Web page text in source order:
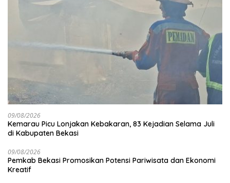
09/08/2026
Kemarau Picu Lonjakan Kebakaran, 83 Kejadian Selama Juli
di Kabupaten Bekasi
09/08/2026
Pemkab Bekasi Promosikan Potensi Pariwisata dan Ekonomi
Kreatif